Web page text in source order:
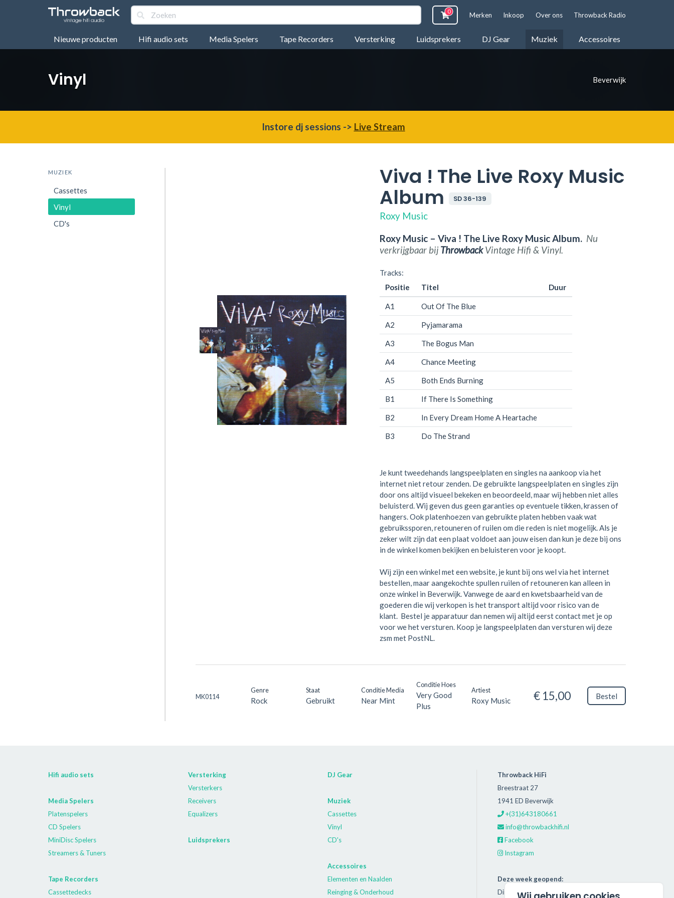
Nieuwe producten Hifi audio sets Media Spelers Tape Recorders Versterking Luidsprekers DJ Gear Muziek Accessoires
Merken Inkoop Over ons Throwback Radio
Vinyl Beverwijk
Instore dj sessions -> Live Stream
MUZIEK
Cassettes
Vinyl
CD's
Viva ! The Live Roxy Music
Album
SD 36-139
Roxy Music
Roxy Music – Viva ! The Live Roxy Music Album. Nu
verkrijgbaar bij ThrowbackVintage Hifi & Vinyl.
Tracks:
Positie
Titel Duur
A1 Out Of The Blue
A2 Pyjamarama
A3 The Bogus Man
A4 Chance Meeting
A5 Both Ends Burning
B1 If There Is Something
B2 In Every Dream Home A Heartache
B3 Do The Strand
Je kunt tweedehands langspeelplaten en singles na aankoop via het
internet niet retour zenden. De gebruikte langspeelplaten en singles zijn
door ons altijd visueel bekeken en beoordeeld, maar wij hebben niet alles
beluisterd. Wij geven dus geen garanties op eventuele tikken, krassen of
hangers. Ook platenhoezen van gebruikte platen hebben vaak wat
gebruikssporen, retouneren of ruilen om die reden is niet mogelijk. Als je
zeker wilt zijn dat een plaat voldoet aan jouw eisen dan kun je deze bij ons
in de winkel komen bekijken en beluisteren voor je koopt.
Wij zijn een winkel met een website, je kunt bij ons wel via het internet
bestellen, maar aangekochte spullen ruilen of retouneren kan alleen in
onze winkel in Beverwijk. Vanwege de aard en kwetsbaarheid van de
goederen die wij verkopen is het transport altijd voor risico van de
klant. Bestel je apparatuur dan nemen wij altijd eerst contact met je op
voor we het versturen. Koop je langspeelplaten dan versturen wij deze
zsm met PostNL.
MK0114
Genre
Rock
Staat
Gebruikt
Conditie Media
Near Mint
Conditie Hoes
Very Good
Plus
Artiest
Roxy Music € 15,00 Bestel
Hifi audio sets
Media Spelers
Platenspelers
CD Spelers
MiniDisc Spelers
Streamers & Tuners
Tape Recorders
Cassettedecks
Versterking
Versterkers
Receivers
Equalizers
Luidsprekers
DJ Gear
Muziek
Cassettes
Vinyl
CD's
Accessoires
Elementen en Naalden
Reinging & Onderhoud
Throwback HiFi
Breestraat 27
1941 ED Beverwijk
+(31)643180661
info@throwbackhifi.nl
Facebook
Instagram
Deze week geopend:
Dinsdag: 11:00 - 18:00